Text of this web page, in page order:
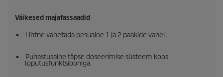
Väikesed majafassaadid
Lihtne vahetada pesuaine 1 ja 2 paakide vahel.
Puhastusaine täpse doseerimise süsteem koos
loputusfunktsiooniga.